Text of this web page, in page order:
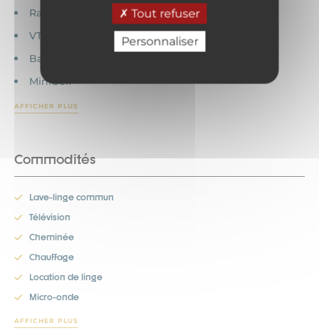
Tout refuser
Personnaliser
Randonnée
VTT
Baignade
MiniGolf
AFFICHER PLUS
Commodités
Lave-linge commun
Télévision
Cheminée
Chauffage
Location de linge
Micro-onde
AFFICHER PLUS